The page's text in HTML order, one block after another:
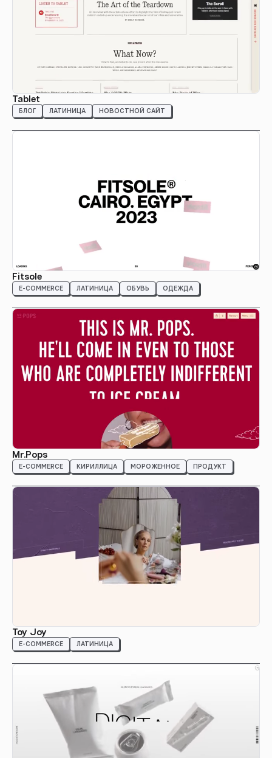
Tablet
БЛОГ ЛАТИНИЦА НОВОСТНОЙ САЙТ
Fitsole
E-COMMERCE ЛАТИНИЦА ОБУВЬ ОДЕЖДА
Mr.Pops
E-COMMERCE КИРИЛЛИЦА МОРОЖЕННОЕ ПРОДУКТ
Toy Joy
E-COMMERCE ЛАТИНИЦА